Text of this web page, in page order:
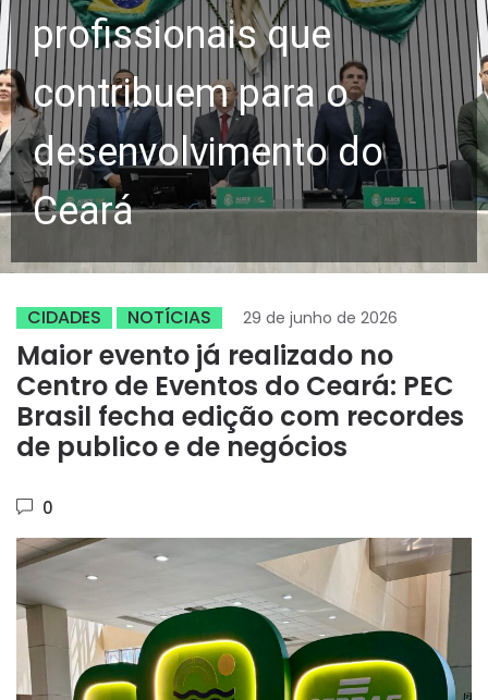
profissionais que
contribuem para o
desenvolvimento do
Ceará
CIDADES NOTÍCIAS 29 de junho de 2026
Maior evento já realizado no
Centro de Eventos do Ceará: PEC
Brasil fecha edição com recordes
de publico e de negócios
0